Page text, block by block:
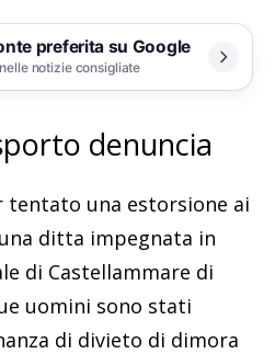
preferita su Google
notizie consigliate
denuncia
tentato una estorsione ai
ditta impegnata in
di Castellammare di
uomini sono stati
di divieto di dimora